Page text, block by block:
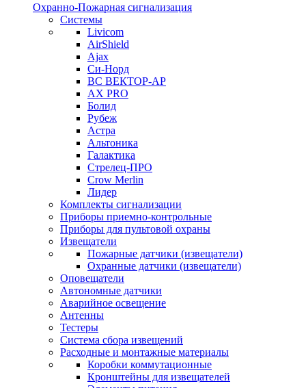
Охранно-Пожарная сигнализация
Системы
Livicom
AirShield
Ajax
Си-Норд
ВС ВЕКТОР-АР
AX PRO
Болид
Рубеж
Астра
Альтоника
Галактика
Стрелец-ПРО
Crow Merlin
Лидер
Комплекты сигнализации
Приборы приемно-контрольные
Приборы для пультовой охраны
Извещатели
Пожарные датчики (извещатели)
Охранные датчики (извещатели)
Оповещатели
Автономные датчики
Аварийное освещение
Антенны
Тестеры
Система сбора извещений
Расходные и монтажные материалы
Коробки коммутационные
Кронштейны для извещателей